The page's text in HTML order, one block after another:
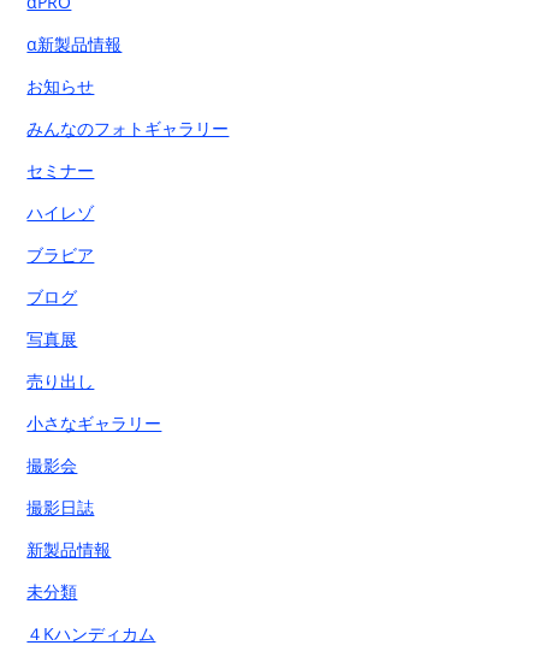
α新製品情報
お知らせ
みんなのフォトギャラリー
セミナー
ハイレゾ
ブラビア
ブログ
写真展
売り出し
小さなギャラリー
撮影会
撮影日誌
新製品情報
未分類
４Kハンディカム